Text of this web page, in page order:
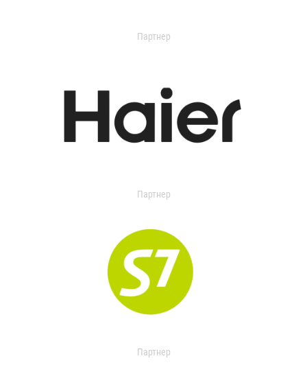
Партнер
Партнер
Партнер